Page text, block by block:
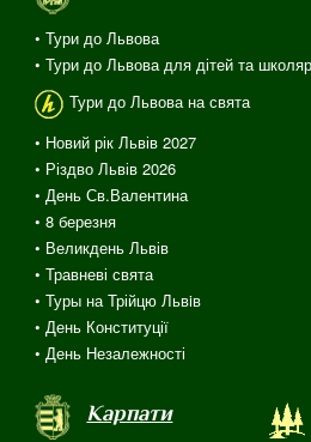
• Тури до Львова
• Тури до Львова для дітей та
Тури до Львова на свята
• Новий рік Львів 2027
• Різдво Львів 2026
• День Св.Валентина
• 8 березня
• Великдень Львів
• Травневі свята
• Туры на Трійцю Львiв
• День Конституції
• День Незалежності
Карпати